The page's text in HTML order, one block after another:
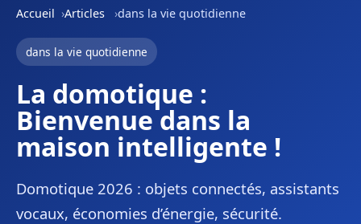
Accueil Articles dans la vie quotidienne
dans la vie quotidienne
La domotique :
Bienvenue dans la
maison intelligente !
Domotique 2026 : objets connectés, assistants
vocaux, économies d’énergie, sécurité.